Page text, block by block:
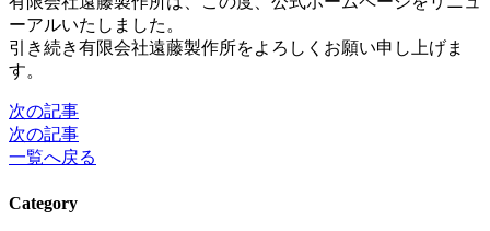
ーアルいたしました。
引き続き有限会社遠藤製作所をよろしくお願い申し上げま
す。
次の記事
次の記事
一覧へ戻る
Category